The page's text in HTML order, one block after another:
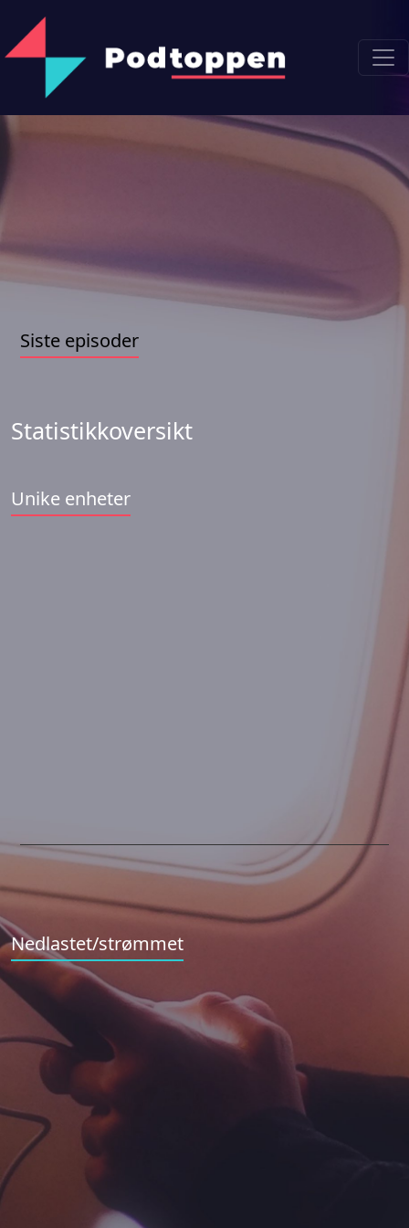
Siste episoder
Statistikkoversikt
Unike enheter
Nedlastet/strømmet